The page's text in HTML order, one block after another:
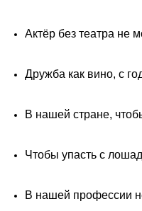
Актёр без театра не
Дружба как вино, с
В нашей стране,
Чтобы упасть с
В нашей профессии